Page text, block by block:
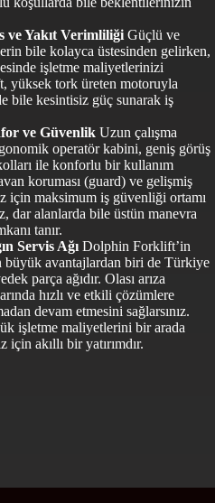
ve Yakıt Verimliliği Güçlü ve
bile kolayca üstesinden gelirken,
işletme maliyetlerinizi
yüksek tork üreten motoruyla
bile kesintisiz güç sunarak iş
ve Güvenlik Uzun çalışma
operatör kabini, geniş görüş
ile konforlu bir kullanım
koruması (guard) ve gelişmiş
için maksimum iş güvenliği ortamı
dar alanlarda bile üstün manevra
tanır.
Servis Ağı Dolphin Forklift’in
büyük avantajlardan biri de Türkiye
parça ağıdır. Olası arıza
hızlı ve etkili çözümlere
devam etmesini sağlarsınız.
işletme maliyetlerini bir arada
akıllı bir yatırımdır.